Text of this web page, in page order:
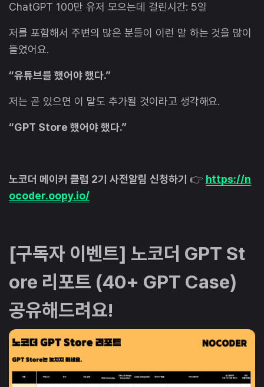
ChatGPT 100만 유저 모으는데 걸린시간: 5일
저를 포함해서 주변의 많은 분들이 이런 말 하는 것을 많이
들었어요.
“유튜브를 했어야 했다.”
저는 곧 있으면 이 말도 추가될 것이라고 생각해요.
“GPT Store 했어야 했다.”
노코더 메이커 클럽 2기 사전알림 신청하기 👉 https://n
ocoder.oopy.io/
[구독자 이벤트] 노코더 GPT St
ore 리포트 (40+ GPT Case)
공유해드려요!